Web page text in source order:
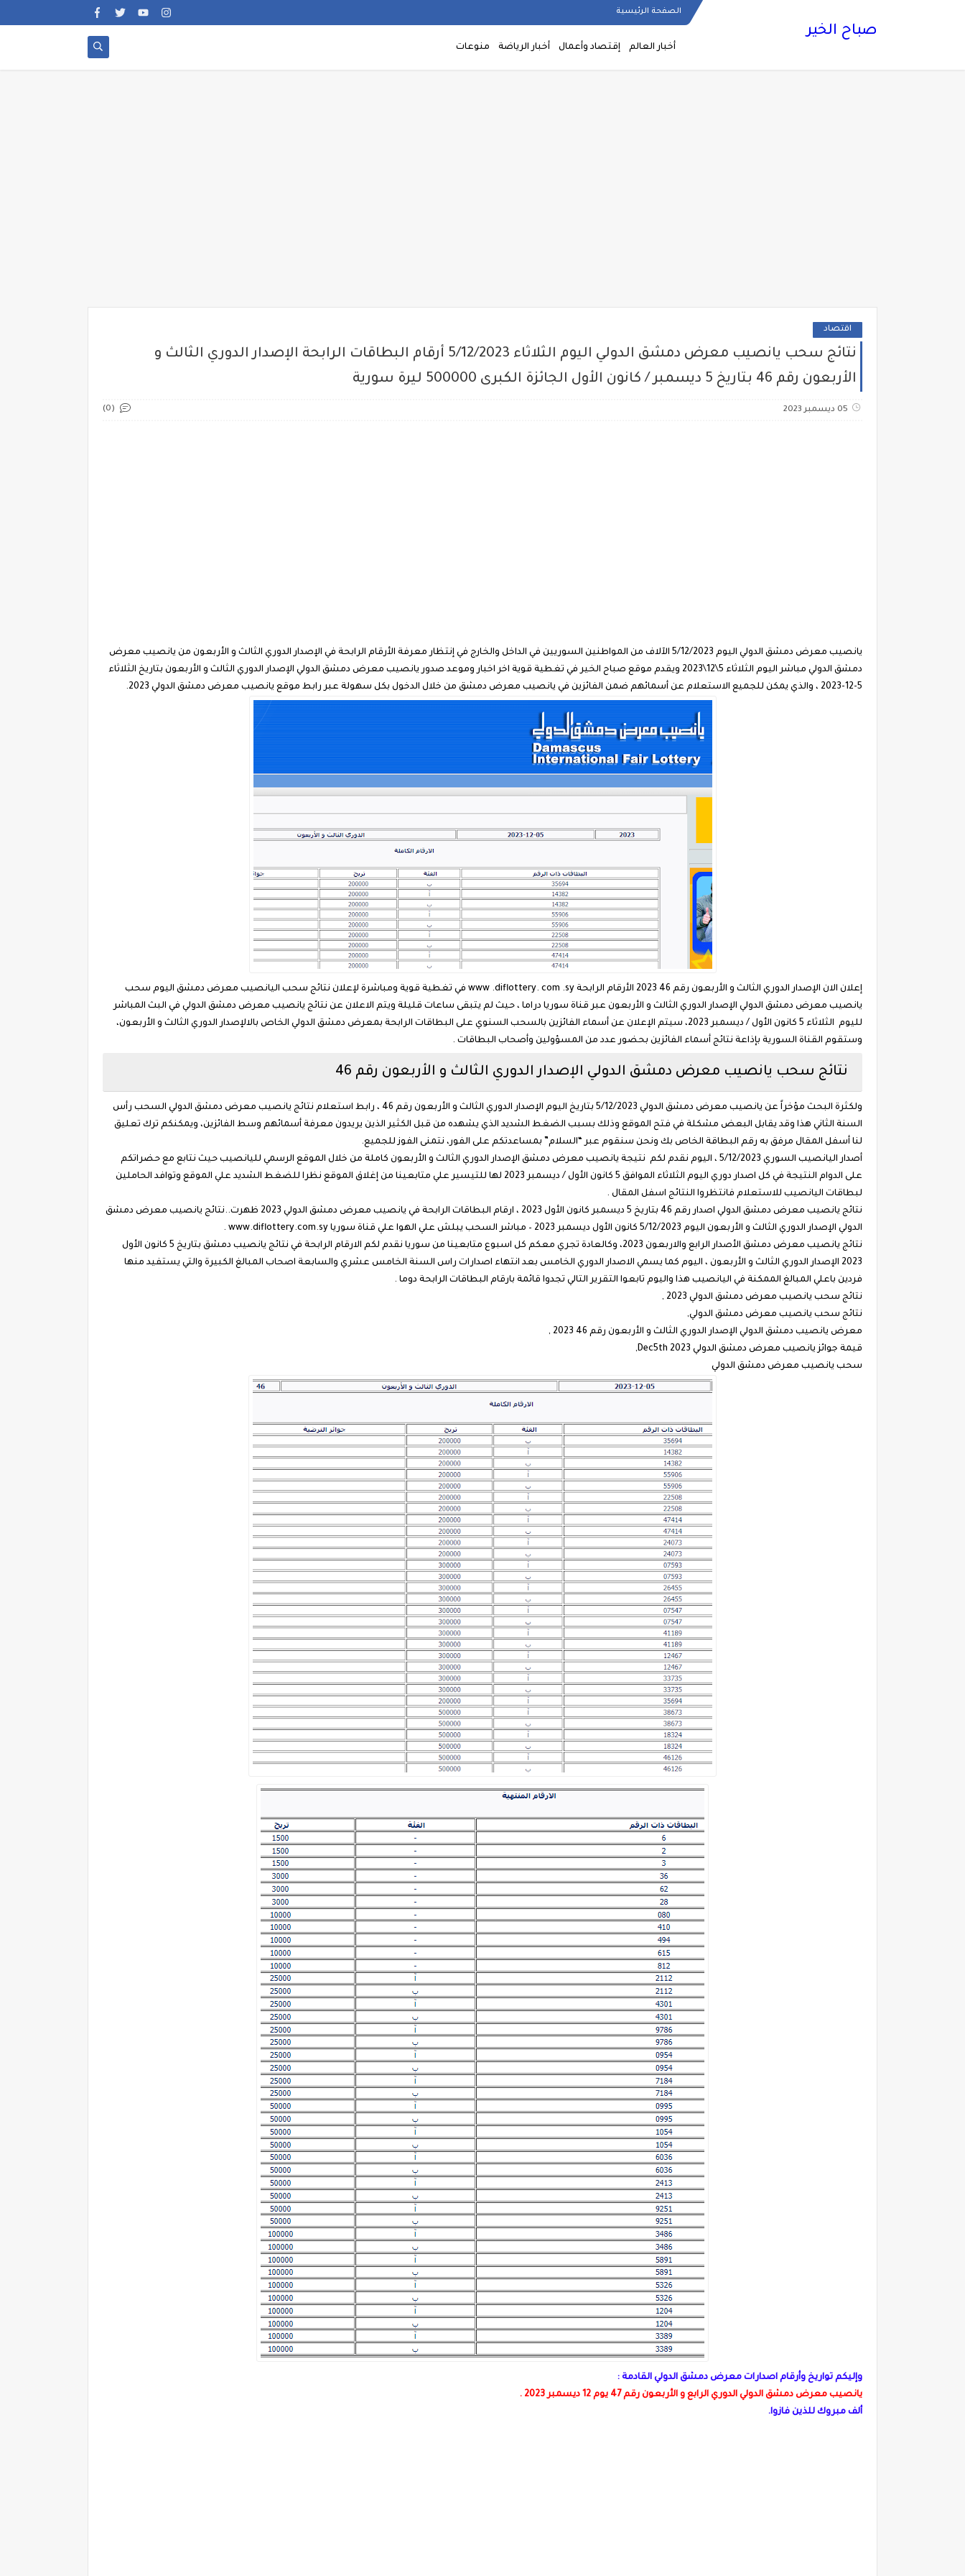
الصفحة الرئيسية
صباح الخير
أخبار العالم إقتصاد وأعمال أخبار الرياضة منوعات
اقتصاد
نتائج سحب يانصيب معرض دمشق الدولي اليوم الثلاثاء 5/12/2023 أرقام البطاقات الرابحة الإصدار الدوري الثالث و
الأربعون رقم 46 بتاريخ 5 ديسمبر / كانون الأول الجائزة الكبرى 500000 ليرة سورية
05 ديسمبر 2023 (0)
يانصيب معرض دمشق الدولي اليوم 5/12/2023 الآلاف من المواطنين السوريين في الداخل والخارج في إنتظار معرفة الأرقام الرابحة في الإصدار الدوري الثالث و الأربعون من يانصيب معرض
دمشق الدولي مباشر اليوم الثلاثاء 5\12\2023 ويقدم موقع صباح الخير في تغطية قوية اخر اخبار وموعد صدور يانصيب معرض دمشق الدولي الإصدار الدوري الثالث و الأربعون بتاريخ الثلاثاء
5-12-2023 ، والذي يمكن للجميع الاستعلام عن أسمائهم ضمن الفائزين في يانصيب معرض دمشق من خلال الدخول بكل سهولة عبر رابط موقع يانصيب معرض دمشق الدولي 2023.
إعلان الان الإصدار الدوري الثالث و الأربعون رقم 46 2023 الأرقام الرابحة www .diflottery. com .sy في تغطية قوية ومباشرة لإعلان نتائج سحب اليانصيب معرض دمشق اليوم سحب
يانصيب معرض دمشق الدولي الإصدار الدوري الثالث و الأربعون عبر قناة سوريا دراما ، حيث لم يتبقى ساعات قليلة ويتم الاعلان عن نتائج يانصيب معرض دمشق الدولي في البث المباشر
لليوم الثلاثاء 5 كانون الأول / ديسمبر 2023، سيتم الإعلان عن أسماء الفائزين بالسحب السنوي على البطاقات الرابحة بمعرض دمشق الدولي الخاص بالالإصدار الدوري الثالث و الأربعون،
وستقوم القناة السورية بإذاعة نتائج أسماء الفائزين بحضور عدد من المسؤولين وأصحاب البطاقات .
نتائج سحب يانصيب معرض دمشق الدولي الإصدار الدوري الثالث و الأربعون رقم 46
ولكثرة البحث مؤخراً عن يانصيب معرض دمشق الدولي 5/12/2023 بتاريخ اليوم الإصدار الدوري الثالث و الأربعون رقم 46 ، رابط استعلام نتائج يانصيب معرض دمشق الدولي السحب رأس
السنة الثاني هذا وقد يقابل البعض مشكلة في فتح الموقع وذلك بسبب الضغط الشديد الذي يشهده من قبل الكثير الذين يريدون معرفة أسمائهم وسط الفائزين، ويمكنكم ترك تعليق
لنا أسفل المقال مرفق به رقم البطاقة الخاص بك ونحن سنقوم عبر “السلام” بمساعدتكم على الفور، نتمنى الفوز للجميع.
أصدار اليانصيب السوري 5/12/2023 ، اليوم نقدم لكم نتيجة يانصيب معرض دمشق الإصدار الدوري الثالث و الأربعون كاملة من خلال الموقع الرسمي لليانصيب حيث نتابع مع حضراتكم
على الدوام النتيجة في كل اصدار دوري اليوم الثلاثاء الموافق 5 كانون الأول / ديسمبر 2023 لها للتيسير علي متابعينا من إغلاق الموقع نظرا للضغط الشديد علي الموقع وتوافد الحاملين
لبطاقات اليانصيب للاستعلام فانتظروا النتائج اسفل المقال .
نتائج يانصيب معرض دمشق الدولي اصدار رقم 46 بتاريخ 5 ديسمبر كانون الأول 2023 ، ارقام البطاقات الرابحة في يانصيب معرض دمشق الدولي 2023 ظهرت..نتائج يانصيب معرض دمشق
الدولي الإصدار الدوري الثالث و الأربعون اليوم 5/12/2023 كانون الأول ديسمبر 2023 – مباشر السحب يبلش علي الهوا علي قناة سوريا www.diflottery.com.sy .
نتائج يانصيب معرض دمشق الأصدار الرابع والاربعون 2023، وكالعادة تجري معكم كل اسبوع متابعينا من سوريا نقدم لكم الارقام الرابحة في نتائج يانصيب دمشق بتاريخ 5 كانون الأول
2023 الإصدار الدوري الثالث و الأربعون ، اليوم كما يسمي الاصدار الدوري الخامس بعد انتهاء اصدارات راس السنة الخامس عشري والسابعة اصحاب المبالغ الكبيرة والتي يستفيد منها
فردين باعلي المبالغ الممكنة في اليانصيب هذا واليوم تابعوا التقرير التالي تجدوا قائمة بارقام البطاقات الرابحة دوما .
نتائج سحب يانصيب معرض دمشق الدولي 2023 ,
نتائج سحب يانصيب معرض دمشق الدولي,
معرض يانصيب دمشق الدولي الإصدار الدوري الثالث و الأربعون رقم 46 2023 ,
قيمة جوائز يانصيب معرض دمشق الدولي 2023 Dec5th,
سحب يانصيب معرض دمشق الدولي
وإليكم تواريخ وأرقام اصدارات معرض دمشق الدولي القادمة :
يانصيب معرض دمشق الدولي الدوري الرابع و الأربعون رقم 47 يوم 12 ديسمبر 2023 .
ألف مبروك للذين فازوا.